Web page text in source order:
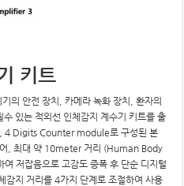
키트
의 안전 장치, 카메라 녹화 장치, 환자의
있는 적외선 인체감지 계수기 키트를 출
Digits Counter module로 구성된 본
어, 최대 약 10meter 거리 (Human Body
저잡음으로 고감도 증폭 후 단순 디지털
지 거리를 4가지 단계로 조절하여 사용